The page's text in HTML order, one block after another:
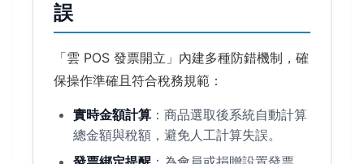
誤
「雲 POS 發票開立」內建多種防錯機制，確
保操作準確且符合稅務規範：
實時金額計算 ：商品選取後系統自動計算
總金額與稅額，避免人工計算失誤。